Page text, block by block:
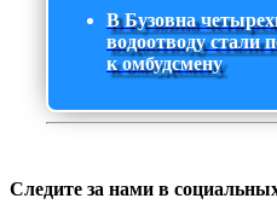
В Бузовна
водоотводу стали
к омбудсмену
Следите за нами в